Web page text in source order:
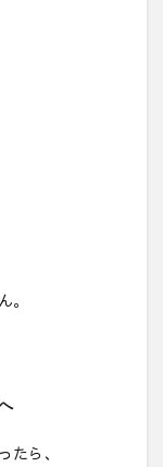
。
たら、